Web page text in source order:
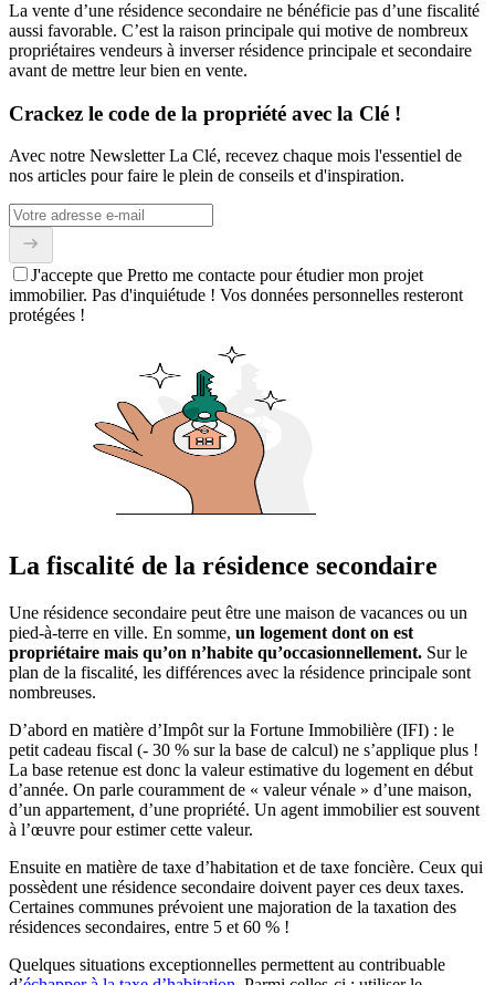
La vente d’une résidence secondaire ne bénéficie pas d’une fiscalité
aussi favorable. C’est la raison principale qui motive de nombreux
propriétaires vendeurs à inverser résidence principale et secondaire
avant de mettre leur bien en vente.
Crackez le code de la propriété avec la Clé !
Avec notre Newsletter La Clé, recevez chaque mois l'essentiel de
nos articles pour faire le plein de conseils et d'inspiration.
J'accepte que Pretto me contacte pour étudier mon projet
immobilier. Pas d'inquiétude ! Vos données personnelles resteront
protégées !
La fiscalité de la résidence secondaire
Une résidence secondaire peut être une maison de vacances ou un
pied-à-terre en ville. En somme, un logement dont on est
propriétaire mais qu’on n’habite qu’occasionnellement. Sur le
plan de la fiscalité, les différences avec la résidence principale sont
nombreuses.
D’abord en matière d’Impôt sur la Fortune Immobilière (IFI) : le
petit cadeau fiscal (- 30 % sur la base de calcul) ne s’applique plus !
La base retenue est donc la valeur estimative du logement en début
d’année. On parle couramment de « valeur vénale » d’une maison,
d’un appartement, d’une propriété. Un agent immobilier est souvent
à l’œuvre pour estimer cette valeur.
Ensuite en matière de taxe d’habitation et de taxe foncière. Ceux qui
possèdent une résidence secondaire doivent payer ces deux taxes.
Certaines communes prévoient une majoration de la taxation des
résidences secondaires, entre 5 et 60 % !
Quelques situations exceptionnelles permettent au contribuable